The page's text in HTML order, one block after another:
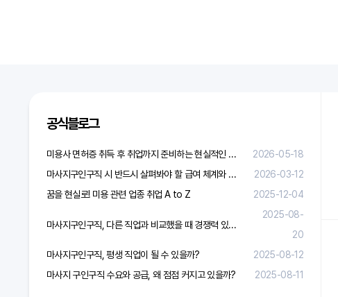
공식블로그
미용사 면허증 취득 후 취업까지 준비하는 현실적인 방법
2026-05-18
마사지구인구직 시 반드시 살펴봐야 할 급여 체계와 합리적 보상 가이드
2026-03-12
꿈을 현실로! 미용 관련 업종 취업 A to Z
2025-12-04
마사지구인구직, 다른 직업과 비교했을 때 경쟁력 있을까?
2025-08-
20
마사지구인구직, 평생 직업이 될 수 있을까?
2025-08-12
마사지 구인구직 수요와 공급, 왜 점점 커지고 있을까?
2025-08-11